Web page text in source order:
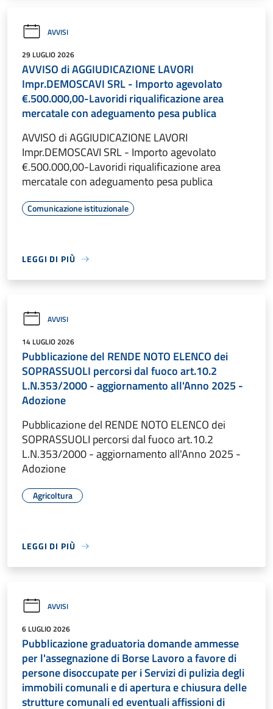
AVVISI
29 LUGLIO 2026
AVVISO di AGGIUDICAZIONE LAVORI
Impr.DEMOSCAVI SRL - Importo agevolato
€.500.000,00-Lavoridi riqualificazione area
mercatale con adeguamento pesa publica
AVVISO di AGGIUDICAZIONE LAVORI
Impr.DEMOSCAVI SRL - Importo agevolato
€.500.000,00-Lavoridi riqualificazione area
mercatale con adeguamento pesa publica
Comunicazione istituzionale
LEGGI DI PIÙ
AVVISI
14 LUGLIO 2026
Pubblicazione del RENDE NOTO ELENCO dei
SOPRASSUOLI percorsi dal fuoco art.10.2
L.N.353/2000 - aggiornamento all'Anno 2025 -
Adozione
Pubblicazione del RENDE NOTO ELENCO dei
SOPRASSUOLI percorsi dal fuoco art.10.2
L.N.353/2000 - aggiornamento all'Anno 2025 -
Adozione
Agricoltura
LEGGI DI PIÙ
AVVISI
6 LUGLIO 2026
Pubblicazione graduatoria domande ammesse
per l'assegnazione di Borse Lavoro a favore di
persone disoccupate per i Servizi di pulizia degli
immobili comunali e di apertura e chiusura delle
strutture comunali ed eventuali affissioni di